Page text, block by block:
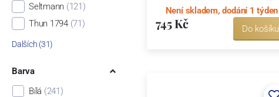
Seltmann (121)
Thun 1794 (71)
Dalších (31)
Barva
Bílá (241)
Není skladem, dodání 1 týden
745 Kč Do košíku